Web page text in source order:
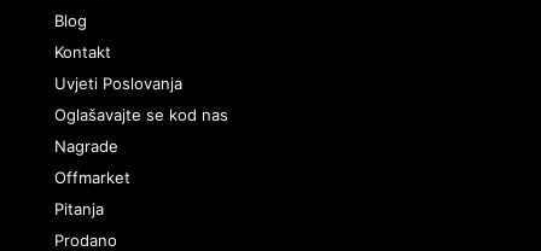
Blog
Kontakt
Uvjeti Poslovanja
Oglašavajte se kod nas
Nagrade
Offmarket
Pitanja
Prodano